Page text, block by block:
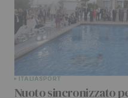
ITALIASPORT
Nuoto sincronizzato